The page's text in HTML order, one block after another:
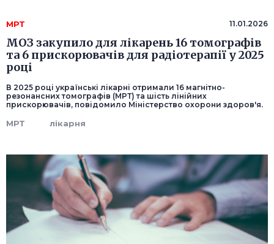
МРТ 11.01.2026
МОЗ закупило для лікарень 16 томографів
та 6 прискорювачів для радіотерапії у 2025
році
В 2025 році українські лікарні отримали 16 магнітно-
резонансних томографів (МРТ) та шість лінійних
прискорювачів, повідомило Міністерство охорони здоров'я.
МРТ лікарня